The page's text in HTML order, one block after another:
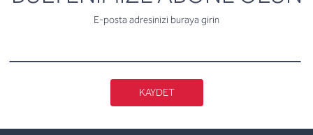
E-posta adresinizi buraya girin
KAYDET